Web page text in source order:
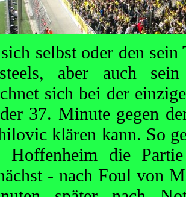
selbst oder den
aber auch
sich bei der
37. Minute gegen
klären kann. So
Hoffenheim die
- nach Foul von